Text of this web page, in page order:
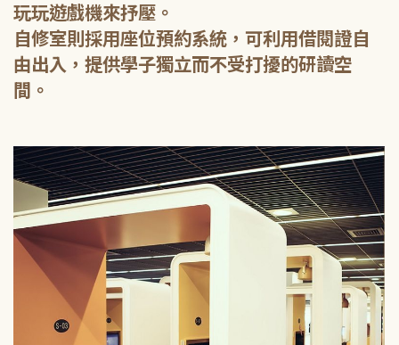
玩玩遊戲機來抒壓。
自修室則採用座位預約系統，可利用借閱證自
由出入，提供學子獨立而不受打擾的研讀空
間。